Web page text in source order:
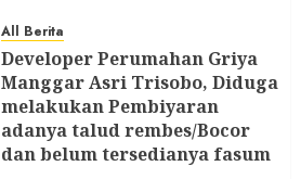
All Berita
Developer Perumahan Griya
Manggar Asri Trisobo, Diduga
melakukan Pembiyaran
adanya talud rembes/Bocor
dan belum tersedianya fasum